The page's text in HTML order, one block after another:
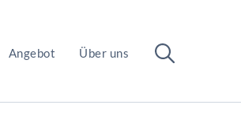
Angebot Über uns